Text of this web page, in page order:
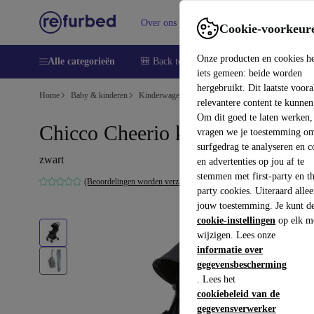
Cookie-
Onze producten en cookies
iets gemeen: beide worden
hergebruikt. Dit laatste
relevantere content te
Om dit goed te laten werken,
vragen we je toestemming
surfgedrag te analyseren en
en advertenties op jou af te
stemmen met first-party en
party cookies. Uiteraard
jouw toestemming. Je kunt
cookie-instellingen op elk
wijzigen. Lees onze
informatie over
gegevensbescherming
. Lees het
cookiebeleid van de
gegevensverwerker
Over ons Verkopen Support
Alle categorieën 🎒 Back to school Smartphones
Home Baby & kinderen Kinderwagens & Buggy's
Chicco Cheerio kinderwagen
zwart
(Beoordelingen worden verzameld)